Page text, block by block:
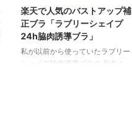
ジュースって、 いかにも野菜の
味がしたり、臭いがきつかった
り、飲みにくい味もあって、 楽
しむというよりも「健康のため」
とか「美容のため」「ダイエット
楽天で人気のバストアップ補
正ブラ「ラブリーシェイプ
24h脇肉誘導ブラ」
私が以前から使っていたラブリー
シェイプ脇肉誘導ブラの 新色ミ